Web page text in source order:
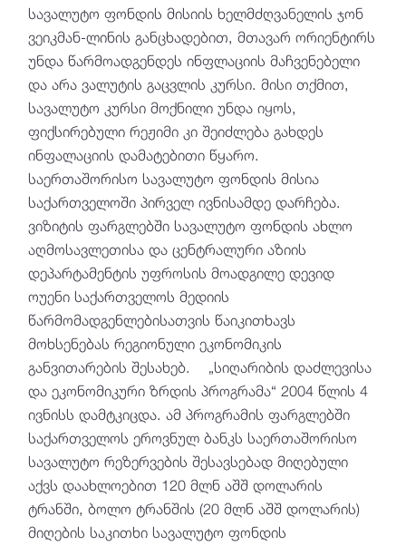
სავალუტო ფონდის მისიის ხელმძღვანელის ჯონ
ვეიკმან-ლინის განცხადებით, მთავარ ორიენტირს
უნდა წარმოადგენდეს ინფლაციის მაჩვენებელი
და არა ვალუტის გაცვლის კურსი. მისი თქმით,
სავალუტო კურსი მოქნილი უნდა იყოს,
ფიქსირებული რეჟიმი კი შეიძლება გახდეს
ინფალაციის დამატებითი წყარო.
საერთაშორისო სავალუტო ფონდის მისია
საქართველოში პირველ ივნისამდე დარჩება.
ვიზიტის ფარგლებში სავალუტო ფონდის ახლო
აღმოსავლეთისა და ცენტრალური აზიის
დეპარტამენტის უფროსის მოადგილე დევიდ
ოუენი საქართველოს მედიის
წარმომადგენლებისათვის წაიკითხავს
მოხსენებას რეგიონული ეკონომიკის
განვითარების შესახებ. „სიღარიბის დაძლევისა
და ეკონომიკური ზრდის პროგრამა“ 2004 წლის 4
ივნისს დამტკიცდა. ამ პროგრამის ფარგლებში
საქართველოს ეროვნულ ბანკს საერთაშორისო
სავალუტო რეზერვების შესავსებად მიღებული
აქვს დაახლოებით 120 მლნ აშშ დოლარის
ტრანში, ბოლო ტრანშის (20 მლნ აშშ დოლარის)
მიღების საკითხი სავალუტო ფონდის